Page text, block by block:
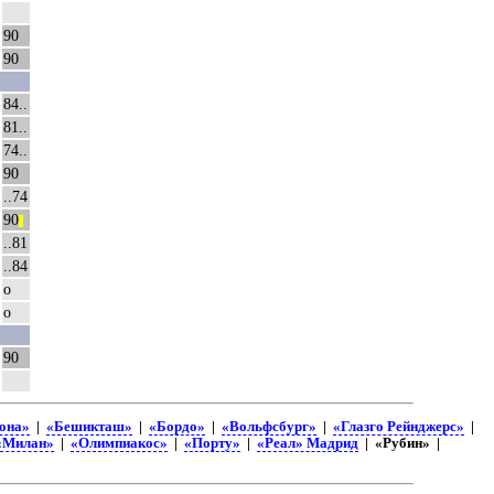
90
90
84..
81..
74..
90
..74
90||
..81
..84
о
о
90
| «Бешикташ» | «Бордо» | «Вольфсбург» | «Глазго Рейнджерс» |
| «Олимпиакос» | «Порту» | «Реал» Мадрид| «Рубин» |